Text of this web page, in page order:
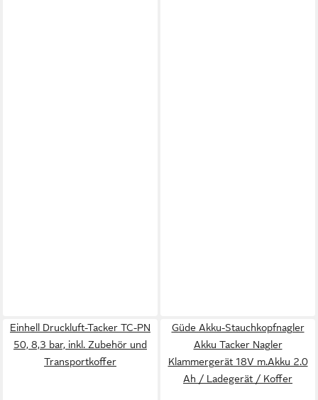
Einhell Druckluft-Tacker TC-PN
50, 8,3 bar, inkl. Zubehör und
Transportkoffer
Güde Akku-Stauchkopfnagler
Akku Tacker Nagler
Klammergerät 18V m.Akku 2.0
Ah / Ladegerät / Koffer